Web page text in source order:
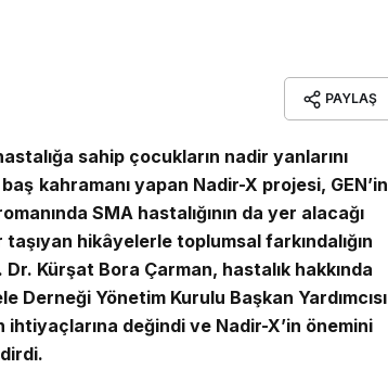
PAYLAŞ
sahip çocukların nadir yanlarını
kahramanı yapan Nadir-X projesi, GEN’in
SMA hastalığının da yer alacağı
hikâyelerle toplumsal farkındalığın
Dr. Kürşat Bora Çarman, hastalık hakkında
Derneği Yönetim Kurulu Başkan Yardımcısı
ihtiyaçlarına değindi ve Nadir-X’in önemini